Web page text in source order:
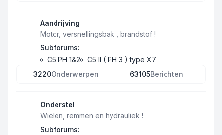
Aandrijving
Motor, versnellingsbak , brandstof !
Subforums:
C5 PH 1&2
C5 II ( PH 3 ) type X7
3220Onderwerpen 63105Berichten
Onderstel
Wielen, remmen en hydrauliek !
Subforums: